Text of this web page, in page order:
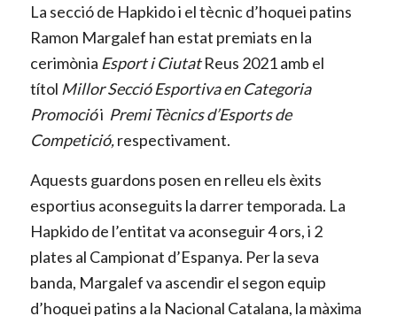
La secció de Hapkido i el tècnic d’hoquei patins
Ramon Margalef han estat premiats en la
cerimònia Esport i CiutatReus 2021 amb el
títol Millor Secció Esportiva en Categoria
Promociói Premi Tècnics d’Esports de
Competició,respectivament.
Aquests guardons posen en relleu els èxits
esportius aconseguits la darrer temporada. La
Hapkido de l’entitat va aconseguir 4 ors, i 2
plates al Campionat d’Espanya. Per la seva
banda, Margalef va ascendir el segon equip
d’hoquei patins a la Nacional Catalana, la màxima